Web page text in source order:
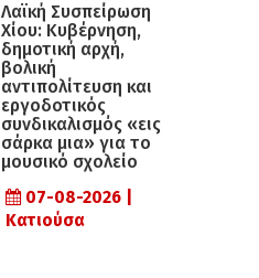
Λαϊκή Συσπείρωση
Χίου: Κυβέρνηση,
δημοτική αρχή,
βολική
αντιπολίτευση και
εργοδοτικός
συνδικαλισμός «εις
σάρκα μια» για το
μουσικό σχολείο
07-08-2026 |
Κατιούσα